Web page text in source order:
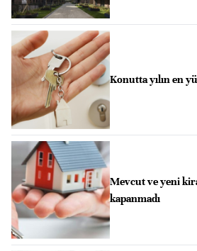
Konutta yılın en
Mevcut ve yeni
kapanmadı